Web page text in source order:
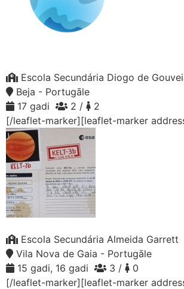
Escola Secundária Diogo de
Beja - Portugāle
17 gadi
2 /
2
[/leaflet-marker][leaflet-marker
Escola Secundária Almeida Garrett
Vila Nova de Gaia - Portugāle
15 gadi, 16 gadi
3 /
0
[/leaflet-marker][leaflet-marker